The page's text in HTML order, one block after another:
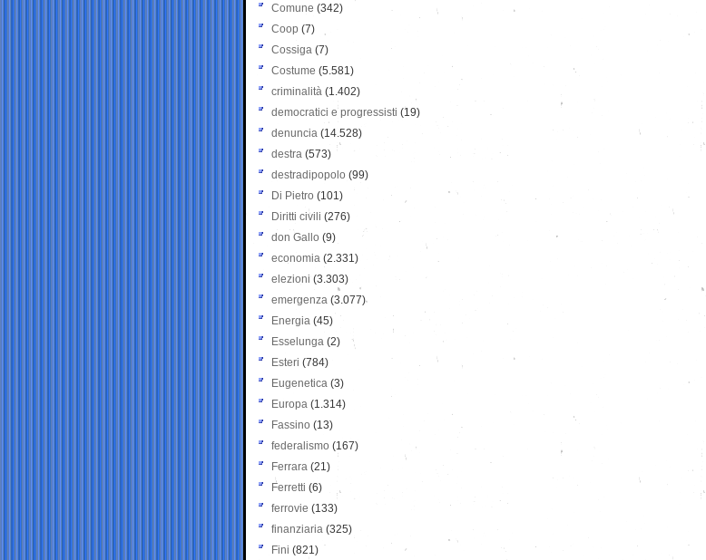
Comune (342)
Coop (7)
Cossiga (7)
Costume (5.581)
criminalità (1.402)
democratici e progressisti (19)
denuncia (14.528)
destra (573)
destradipopolo (99)
Di Pietro (101)
Diritti civili (276)
don Gallo (9)
economia (2.331)
elezioni (3.303)
emergenza (3.077)
Energia (45)
Esselunga (2)
Esteri (784)
Eugenetica (3)
Europa (1.314)
Fassino (13)
federalismo (167)
Ferrara (21)
Ferretti (6)
ferrovie (133)
finanziaria (325)
Fini (821)